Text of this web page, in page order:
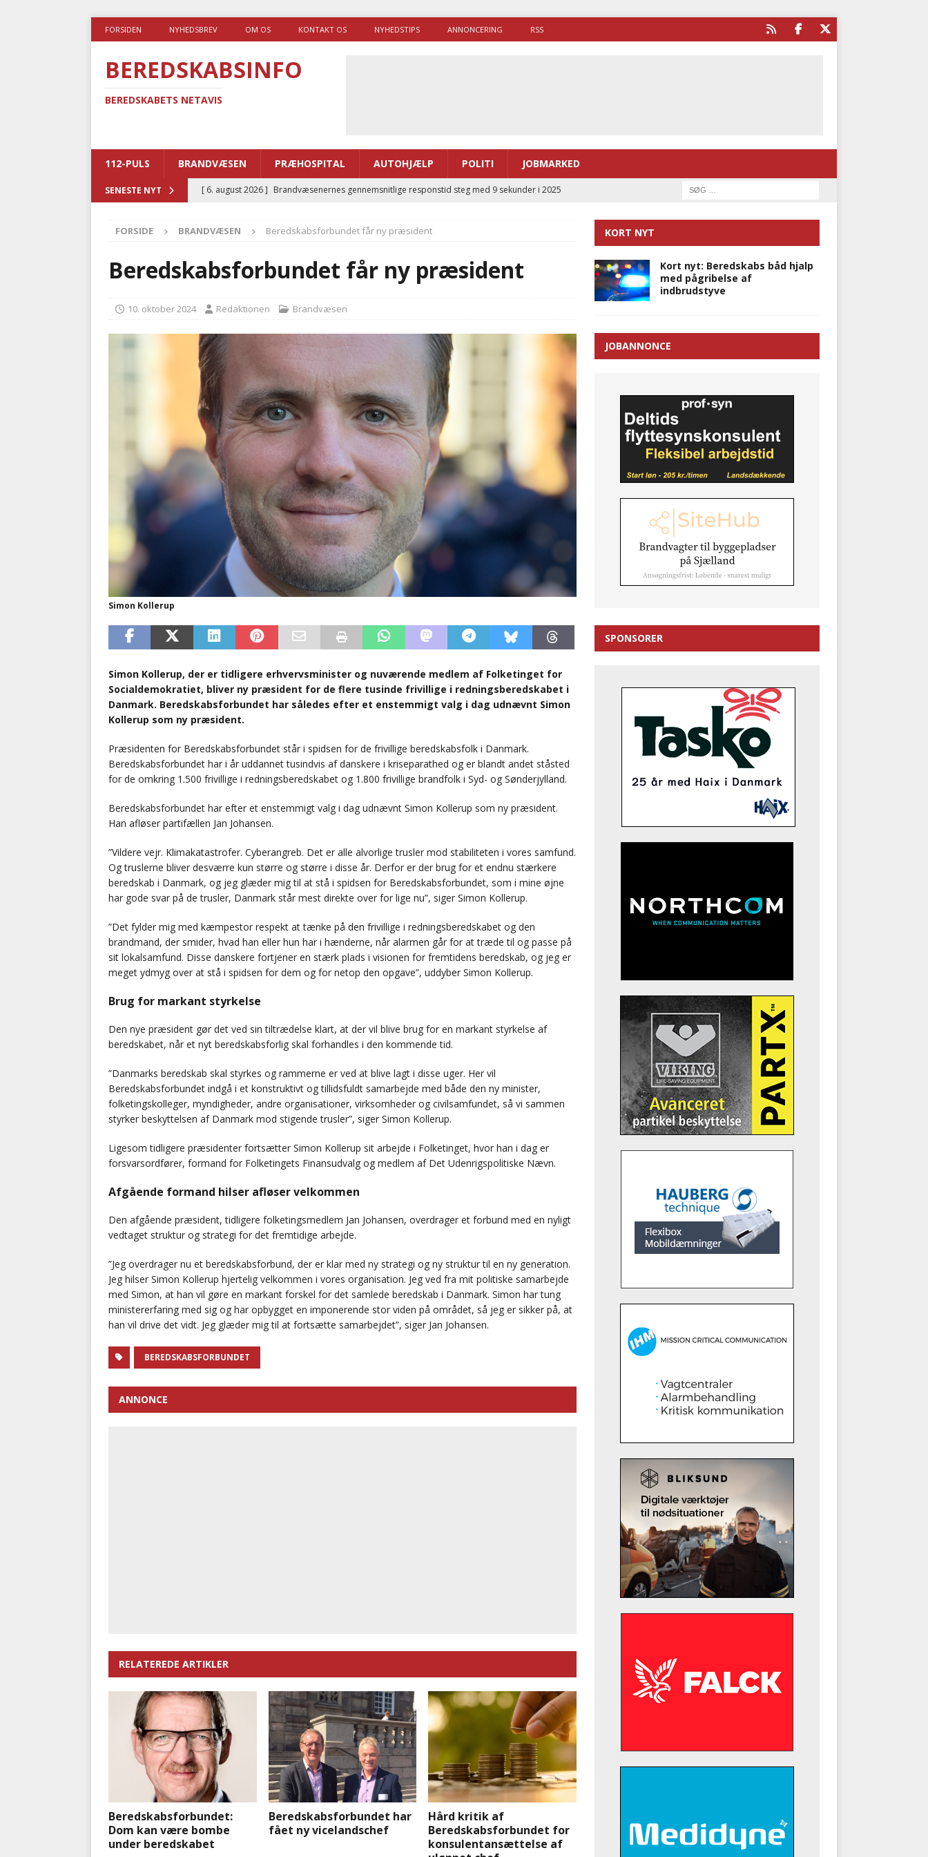
FORSIDEN NYHEDSBREV OM OS KONTAKT OS NYHEDSTIPS ANNONCERING RSS
BEREDSKABSINFO
BEREDSKABETS NETAVIS
112-PULS BRANDVÆSEN PRÆHOSPITAL AUTOHJÆLP POLITI JOBMARKED
SENESTE NYT [ 6. august 2026 ] Brandvæsenernes gennemsnitlige responstid steg med 9 sekunder i 2025
[ 5. august 2026 ] Advarer: Udløb af sygetransporttilladelser kan sende 400.000 kørsler over
i det offentlige
PRÆHOSPITAL
Ny ambulance og el-sygetransportvogn til Samsø
[ 4. august 2026 ]
Brandvæsenerne brugte lidt længere tid på at komme af sted i 2025
[ 7. august 2026 ]
Branche kræver at beskyttelseskøretøjer bliver lovpligtige ved arbejde i
nødsporet
AUTOHJÆLP
FORSIDE BRANDVÆSEN Beredskabsforbundet får ny præsident
Beredskabsforbundet får ny præsident
10. oktober 2024 Redaktionen Brandvæsen
Simon Kollerup
Simon Kollerup, der er tidligere erhvervsminister og nuværende medlem af Folketinget for
Socialdemokratiet, bliver ny præsident for de flere tusinde frivillige i redningsberedskabet i
Danmark. Beredskabsforbundet har således efter et enstemmigt valg i dag udnævnt Simon
Kollerup som ny præsident.
Præsidenten for Beredskabsforbundet står i spidsen for de frivillige beredskabsfolk i Danmark.
Beredskabsforbundet har i år uddannet tusindvis af danskere i kriseparathed og er blandt andet ståsted
for de omkring 1.500 frivillige i redningsberedskabet og 1.800 frivillige brandfolk i Syd- og Sønderjylland.
Beredskabsforbundet har efter et enstemmigt valg i dag udnævnt Simon Kollerup som ny præsident.
Han afløser partifællen Jan Johansen.
”Vildere vejr. Klimakatastrofer. Cyberangreb. Det er alle alvorlige trusler mod stabiliteten i vores samfund.
Og truslerne bliver desværre kun større og større i disse år. Derfor er der brug for et endnu stærkere
beredskab i Danmark, og jeg glæder mig til at stå i spidsen for Beredskabsforbundet, som i mine øjne
har gode svar på de trusler, Danmark står mest direkte over for lige nu”, siger Simon Kollerup.
”Det fylder mig med kæmpestor respekt at tænke på den frivillige i redningsberedskabet og den
brandmand, der smider, hvad han eller hun har i hænderne, når alarmen går for at træde til og passe på
sit lokalsamfund. Disse danskere fortjener en stærk plads i visionen for fremtidens beredskab, og jeg er
meget ydmyg over at stå i spidsen for dem og for netop den opgave”, uddyber Simon Kollerup.
Brug for markant styrkelse
Den nye præsident gør det ved sin tiltrædelse klart, at der vil blive brug for en markant styrkelse af
beredskabet, når et nyt beredskabsforlig skal forhandles i den kommende tid.
”Danmarks beredskab skal styrkes og rammerne er ved at blive lagt i disse uger. Her vil
Beredskabsforbundet indgå i et konstruktivt og tillidsfuldt samarbejde med både den ny minister,
folketingskolleger, myndigheder, andre organisationer, virksomheder og civilsamfundet, så vi sammen
styrker beskyttelsen af Danmark mod stigende trusler”, siger Simon Kollerup.
Ligesom tidligere præsidenter fortsætter Simon Kollerup sit arbejde i Folketinget, hvor han i dag er
forsvarsordfører, formand for Folketingets Finansudvalg og medlem af Det Udenrigspolitiske Nævn.
Afgående formand hilser afløser velkommen
Den afgående præsident, tidligere folketingsmedlem Jan Johansen, overdrager et forbund med en nyligt
vedtaget struktur og strategi for det fremtidige arbejde.
”Jeg overdrager nu et beredskabsforbund, der er klar med ny strategi og ny struktur til en ny generation.
Jeg hilser Simon Kollerup hjertelig velkommen i vores organisation. Jeg ved fra mit politiske samarbejde
med Simon, at han vil gøre en markant forskel for det samlede beredskab i Danmark. Simon har tung
ministererfaring med sig og har opbygget en imponerende stor viden på området, så jeg er sikker på, at
han vil drive det vidt. Jeg glæder mig til at fortsætte samarbejdet”, siger Jan Johansen.
BEREDSKABSFORBUNDET
ANNONCE
RELATEREDE ARTIKLER
Beredskabsforbundet:
Dom kan være bombe
under beredskabet
Beredskabsforbundet har
fået ny vicelandschef
Hård kritik af
Beredskabsforbundet for
konsulentansættelse af
KORT NYT
Kort nyt: Beredskabs båd hjalp
med pågribelse af
indbrudstyve
JOBANNONCE
SPONSORER